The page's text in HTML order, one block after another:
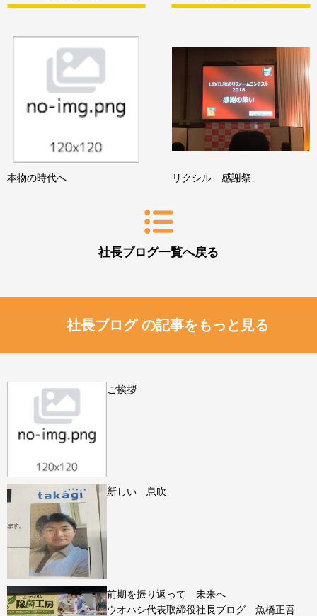
本物の時代へ
社長ブログ一覧へ戻る
リクシル 感謝祭
社長ブログ の記事をもっと見る
ご挨拶
新しい 息吹
前期を振り返って 未来へ
ウオハシ代表取締役社長ブログ 魚橋正吾